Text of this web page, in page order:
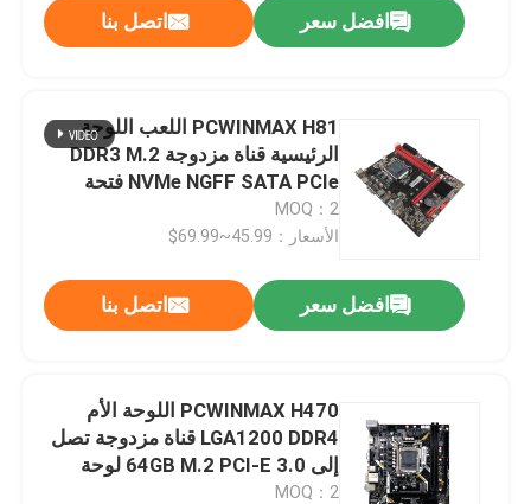
افضل سعر اتصل بنا
PCWINMAX H81 اللعب اللوحة
الرئيسية قناة مزدوجة DDR3 M.2
NVMe NGFF SATA PCIe فتحة
دعم الجيل الرابع
MOQ：2
الأسعار：45.99~69.99$
افضل سعر اتصل بنا
PCWINMAX H470 اللوحة الأم
LGA1200 DDR4 قناة مزدوجة تصل
إلى 64GB M.2 PCI-E 3.0 لوحة
MOQ：2